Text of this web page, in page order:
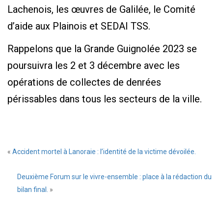
Lachenois, les œuvres de Galilée, le Comité
d’aide aux Plainois et SEDAI TSS.
Rappelons que la Grande Guignolée 2023 se
poursuivra les 2 et 3 décembre avec les
opérations de collectes de denrées
périssables dans tous les secteurs de la ville.
« Accident mortel à Lanoraie : l’identité de la victime dévoilée.
Deuxième Forum sur le vivre-ensemble : place à la rédaction du
bilan final.
»